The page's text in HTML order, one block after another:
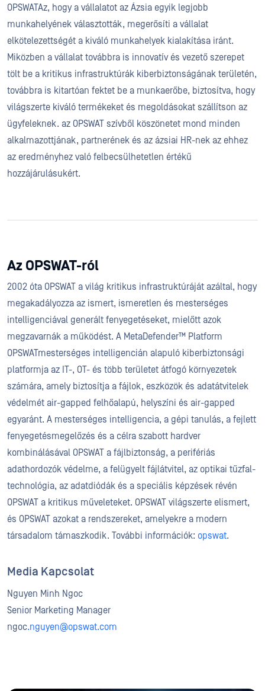
OPSWATAz, hogy a vállalatot az Ázsia egyik legjobb
munkahelyének választották, megerősíti a vállalat
elkötelezettségét a kiváló munkahelyek kialakítása iránt.
Miközben a vállalat továbbra is innovatív és vezető szerepet
tölt be a kritikus infrastruktúrák kiberbiztonságának területén,
továbbra is kitartóan fektet be a munkaerőbe, biztosítva, hogy
világszerte kiváló termékeket és megoldásokat szállítson az
ügyfeleknek. az OPSWAT szívből köszönetet mond minden
alkalmazottjának, partnerének és az ázsiai HR-nek az ehhez
az eredményhez való felbecsülhetetlen értékű
hozzájárulásukért.
Az OPSWAT-ról
2002 óta OPSWAT a világ kritikus infrastruktúráját azáltal, hogy
megakadályozza az ismert, ismeretlen és mesterséges
intelligenciával generált fenyegetéseket, mielőtt azok
megzavarnák a működést. A MetaDefender™ Platform
OPSWATmesterséges intelligencián alapuló kiberbiztonsági
platformja az IT-, OT- és több területet átfogó környezetek
számára, amely biztosítja a fájlok, eszközök és adatátvitelek
védelmét air-gapped felhőalapú, helyszíni és air-gapped
egyaránt. A mesterséges intelligencia, a gépi tanulás, a fejlett
fenyegetésmegelőzés és a célra szabott hardver
kombinálásával OPSWAT a fájlbiztonság, a perifériás
adathordozók védelme, a felügyelt fájlátvitel, az optikai tűzfal-
technológia, az adatdiódák és a speciális képzések révén
OPSWAT a kritikus műveleteket. OPSWAT világszerte elismert,
és OPSWAT azokat a rendszereket, amelyekre a modern
társadalom támaszkodik. További információk: opswat.
Media Kapcsolat
Nguyen Minh Ngoc
Senior Marketing Manager
ngoc.nguyen@opswat.com